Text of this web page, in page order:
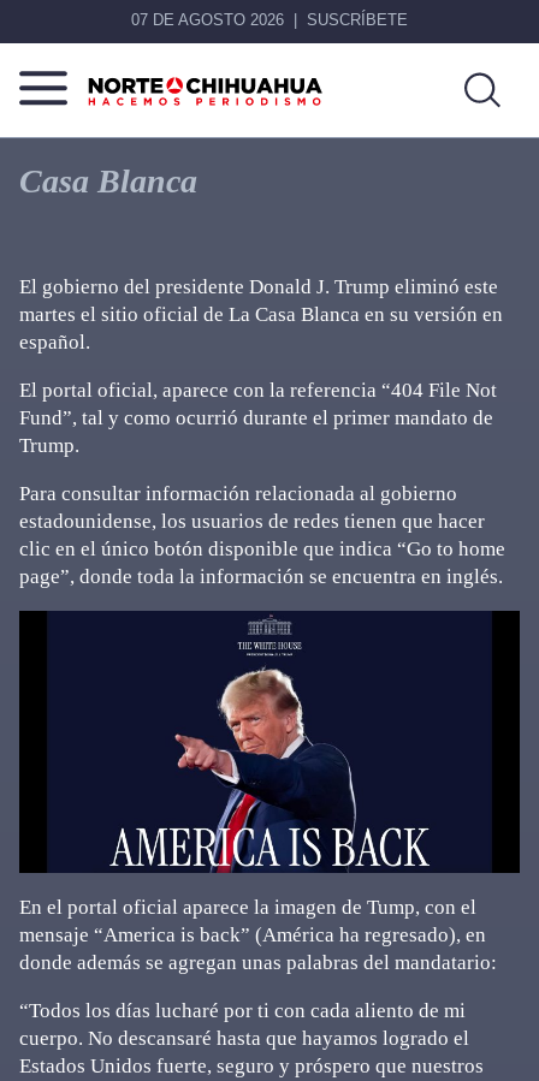
07 DE AGOSTO 2026 SUSCRÍBETE
Norte
De
Chihuahua
Más
que
noticias,
Casa Blanca
El gobierno del presidente Donald J. Trump eliminó este
martes el sitio oficial de La Casa Blanca en su versión en
español.
El portal oficial, aparece con la referencia “404 File Not
Fund”, tal y como ocurrió durante el primer mandato de
Trump.
Para consultar información relacionada al gobierno
estadounidense, los usuarios de redes tienen que hacer
clic en el único botón disponible que indica “Go to home
page”, donde toda la información se encuentra en inglés.
En el portal oficial aparece la imagen de Tump, con el
mensaje “America is back” (América ha regresado), en
donde además se agregan unas palabras del mandatario:
“Todos los días lucharé por ti con cada aliento de mi
cuerpo. No descansaré hasta que hayamos logrado el
Estados Unidos fuerte, seguro y próspero que nuestros